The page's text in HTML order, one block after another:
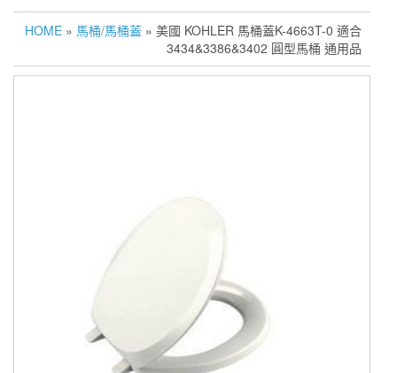
HOME » 馬桶/馬桶蓋 » 美國 KOHLER 馬桶蓋K-4663T-0 適合
3434&3386&3402 圓型馬桶 通用品